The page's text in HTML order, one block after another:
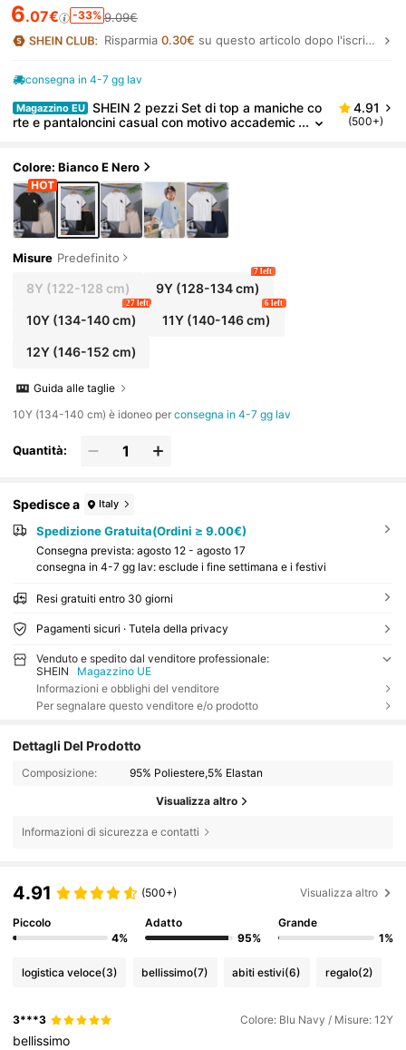
6.07€ -33% 9.09€
Risparmia0.30€ su questo articolo dopo l'iscrizione.
consegna in 4-7 gg lav
Magazzino EU
SHEIN 2 pezzi Set di top a maniche co
rte e pantaloncini casual con motivo accademic
ate, feste
4.91
(500+)
Colore: Bianco E Nero
Misure Predefinito
8Y (122-128 cm) 9Y (128-134 cm)
7 left
10Y(134-140 cm)
27 left
11Y (140-146 cm)
6 left
12Y(146-152 cm)
Guida alle taglie
10Y (134-140 cm) è idoneo perconsegna in 4-7 gg lav
Quantità:
Spedisce a Italy
Spedizione Gratuita(Ordini ≥ 9.00€)
Consegna prevista: agosto 12 - agosto 17
consegna in 4-7 gg lav: esclude i fine settimana e i festivi
Resi gratuiti entro 30 giorni
Pagamenti sicuri · Tutela della privacy
Venduto e spedito dal venditore professionale:
SHEIN
Magazzino UE
Informazioni e obblighi del venditore
Per segnalare questo venditore e/o prodotto
Dettagli Del Prodotto
Composizione: 95% Poliestere,5% Elastan
Visualizza altro
Informazioni di sicurezza e contatti
4.91 (500+) Visualizza altro
Piccolo
4%
Adatto
95%
Grande
1%
logistica veloce(3) bellissimo(7) abiti estivi(6) regalo(2)
3***3 Colore: Blu Navy / Misure: 12Y
bellissimo